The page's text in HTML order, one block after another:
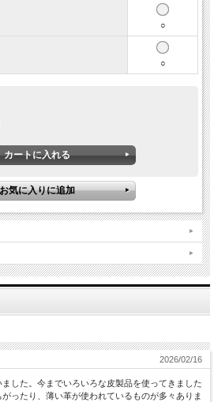
革レザートートバッグです。取
ダーベルト付きなので、ショルダ
グと2wayに使えます。大きめで
ても活躍します！
○
○
2026/02/16
した。今までいろいろな皮製品を使ってきました
ったり、薄い革が使われているものが多々ありま